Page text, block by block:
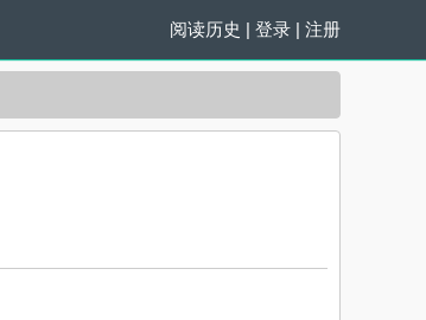
阅读历史 | 登录 | 注册